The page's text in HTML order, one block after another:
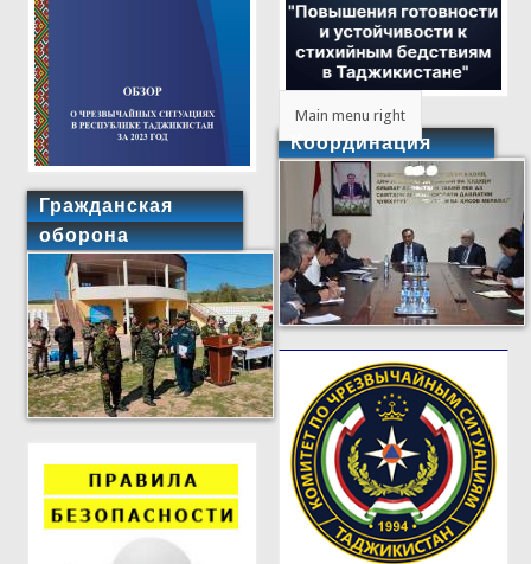
Гражданская
оборона
Main menu right
Координация